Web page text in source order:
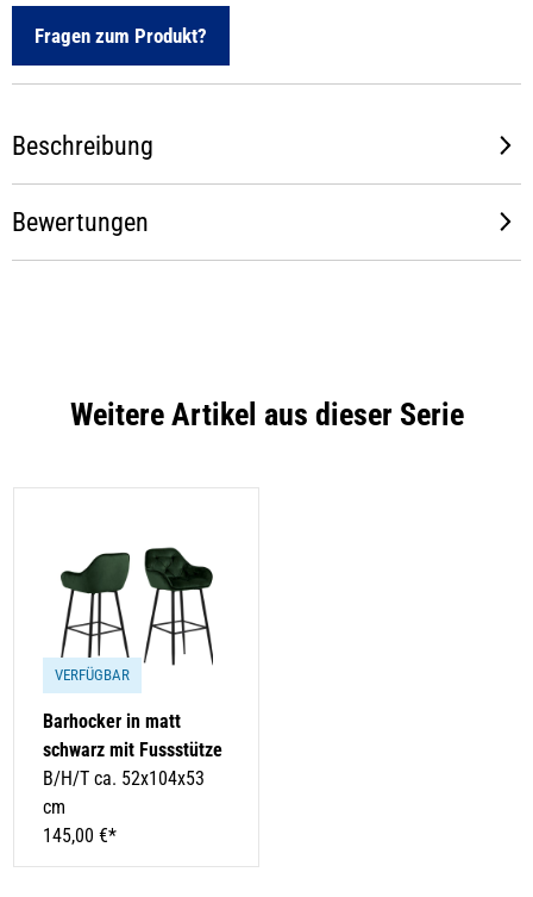
Fragen zum Produkt?
Beschreibung
Bewertungen
Weitere Artikel aus dieser Serie
VERFÜGBAR
Barhocker in matt
schwarz mit Fussstütze
B/H/T ca. 52x104x53
cm
145,00 €*